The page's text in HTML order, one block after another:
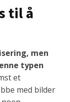
til å
men
typen
et
med bilder